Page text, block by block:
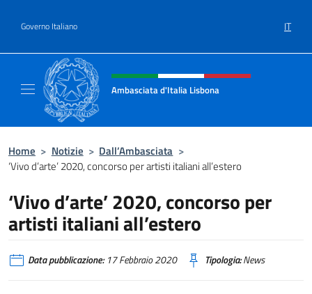
Governo Italiano IT
Intestazione sito, social e menù
Ambasciata d'Italia Lisbona
Home > Notizie > Dall’Ambasciata >
‘Vivo d’arte’ 2020, concorso per artisti italiani all’estero
‘Vivo d’arte’ 2020, concorso per
artisti italiani all’estero
Data pubblicazione:17 Febbraio 2020 Tipologia:News